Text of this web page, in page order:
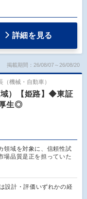
詳細を見る
掲載期間：26/08/07～26/08/20
機械・自動車）
）【姫路】◆東証
生◎
領域を対象に、信頼性試
場品質是正を担っていた
設計・評価いずれかの経